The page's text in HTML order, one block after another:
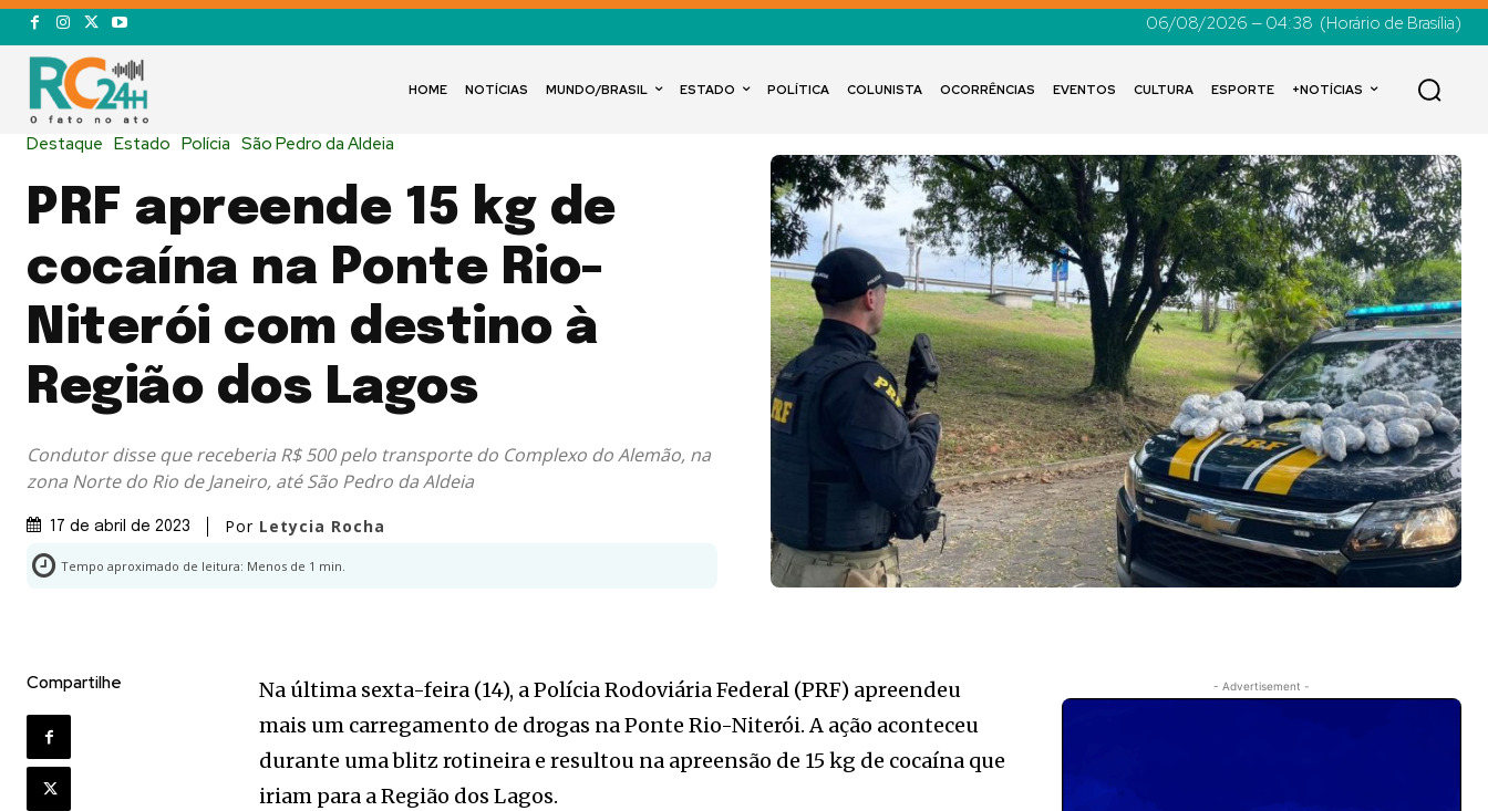
06/08/2026 — 04:38 (Horário de Brasília)
HOME NOTÍCIAS MUNDO/BRASIL ESTADO POLÍTICA COLUNISTA OCORRÊNCIAS EVENTOS CULTURA ESPORTE +NOTÍCIAS
Destaque Estado Polícia São Pedro da Aldeia
PRF apreende 15 kg de
cocaína na Ponte Rio-
Niterói com destino à
Região dos Lagos
Condutor disse que receberia R$ 500 pelo transporte do Complexo do Alemão, na
zona Norte do Rio de Janeiro, até São Pedro da Aldeia
17 de abril de 2023 Por Letycia Rocha
Tempo aproximado de leitura: Menos de 1 min.
Compartilhe
Na última sexta-feira (14), a Polícia Rodoviária Federal (PRF) apreendeu
mais um carregamento de drogas na Ponte Rio-Niterói. A ação aconteceu
durante uma blitz rotineira e resultou na apreensão de 15 kg de cocaína que
iriam para a Região dos Lagos.
- Advertisement -